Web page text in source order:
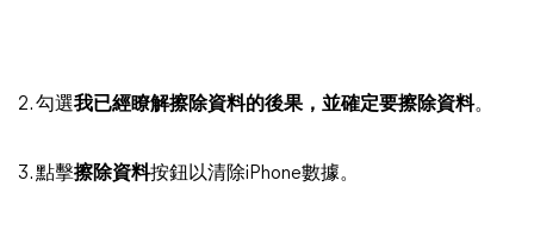
2. 勾選我已經瞭解擦除資料的後果，並確定要擦除資料。
3. 點擊擦除資料按鈕以清除iPhone數據。